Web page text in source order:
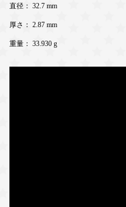
直径： 32.7 mm
厚さ： 2.87 mm
重量： 33.930 g